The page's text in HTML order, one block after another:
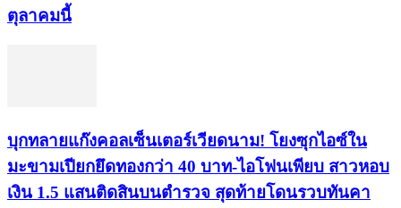
ตุลาคมนี้
บุกทลายแก๊งคอลเซ็นเตอร์เวียดนาม! โยงซุกไอซ์ใน
มะขามเปียกยึดทองกว่า 40 บาท-ไอโฟนเพียบ สาวหอบ
เงิน 1.5 แสนติดสินบนตำรวจ สุดท้ายโดนรวบทันคา